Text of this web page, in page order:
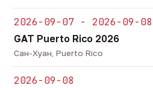
2026-09-07 - 2026-09-08
GAT Puerto Rico 2026
Сан-Хуан, Puerto Rico
2026-09-08